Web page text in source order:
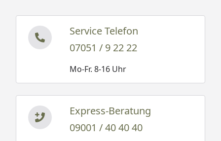
Service Telefon
07051 / 9 22 22
Mo-Fr. 8-16 Uhr
Express-Beratung
09001 / 40 40 40